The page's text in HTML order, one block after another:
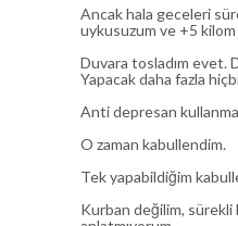
Ancak hala geceleri
uykusuzum ve +5
Duvara tosladım evet.
Yapacak daha fazla
Anti depresan
O zaman kabullendim.
Tek yapabildiğim
Kurban değilim,